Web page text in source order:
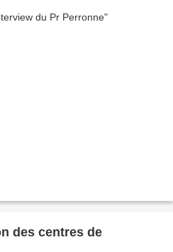
des centres de